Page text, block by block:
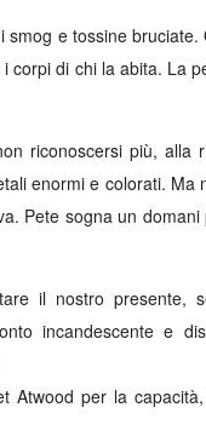
smog e tossine
di chi la abita. La
riconoscersi più, alla
enormi e colorati. Ma
Pete sogna un
il nostro presente,
incandescente e
Atwood per la